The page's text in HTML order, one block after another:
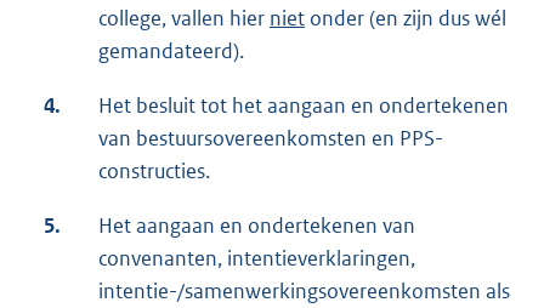
college, vallen hier niet onder (en zijn dus wél
gemandateerd).
4.
Het besluit tot het aangaan en ondertekenen
van bestuursovereenkomsten en PPS-
constructies.
5.
Het aangaan en ondertekenen van
convenanten, intentieverklaringen,
intentie-/samenwerkingsovereenkomsten als